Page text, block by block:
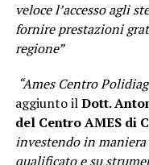
veloce l’accesso agli
fornire prestazioni
regione”
“Ames Centro
aggiunto ilDott.
del Centro AMES di
investendo in
qualificato e su